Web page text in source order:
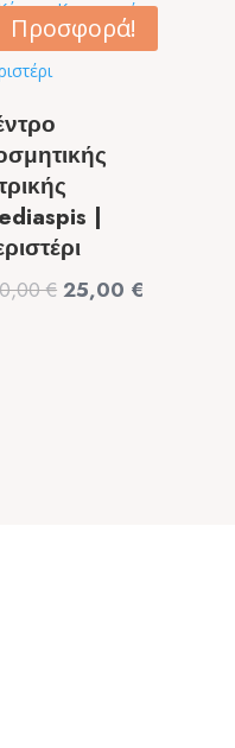
99,00 €.
49,90 €.
Προσφορά!
|
€ Original
25,00 €